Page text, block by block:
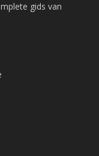
gids van